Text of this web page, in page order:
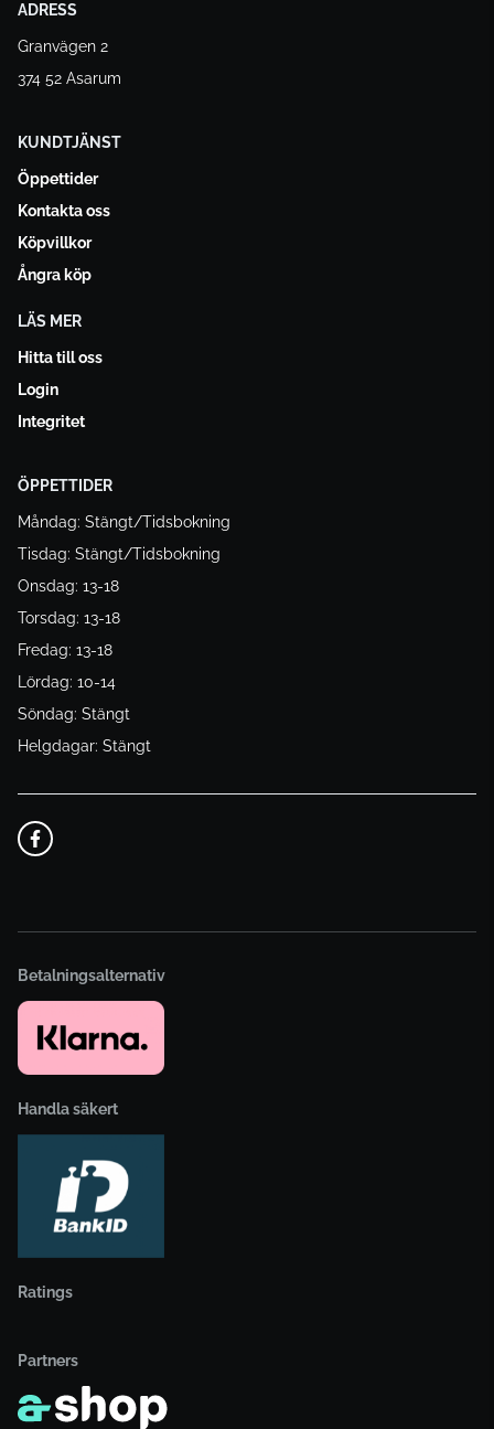
ADRESS
Granvägen 2
374 52 Asarum
KUNDTJÄNST
Öppettider
Kontakta oss
Köpvillkor
Ångra köp
LÄS MER
Hitta till oss
Login
Integritet
ÖPPETTIDER
Måndag: Stängt/Tidsbokning
Tisdag: Stängt/Tidsbokning
Onsdag: 13-18
Torsdag: 13-18
Fredag: 13-18
Lördag: 10-14
Söndag: Stängt
Helgdagar: Stängt
Betalningsalternativ
Handla säkert
Ratings
Partners